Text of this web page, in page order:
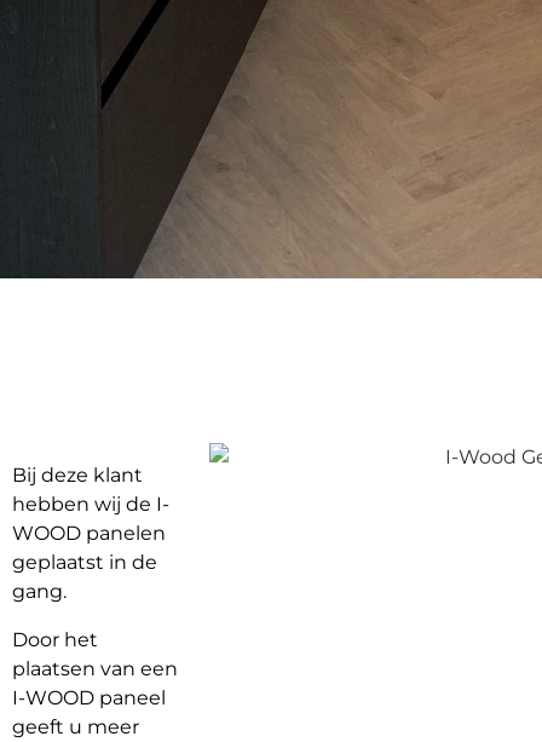
Bij deze klant
hebben wij de I-
WOOD panelen
geplaatst in de
gang.
Door het
plaatsen van een
I-WOOD paneel
geeft u meer